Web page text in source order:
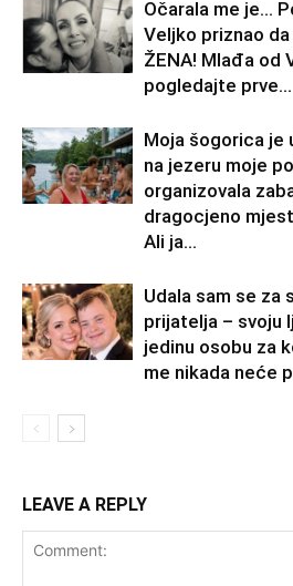
Očarala me je…
Veljko priznao da
ŽENA! Mlađa od
pogledajte prve...
Moja šogorica je
na jezeru moje
organizovala
dragocjeno
Ali ja...
Udala sam se za
prijatelja – svoju
jedinu osobu za
me nikada neće
LEAVE A REPLY